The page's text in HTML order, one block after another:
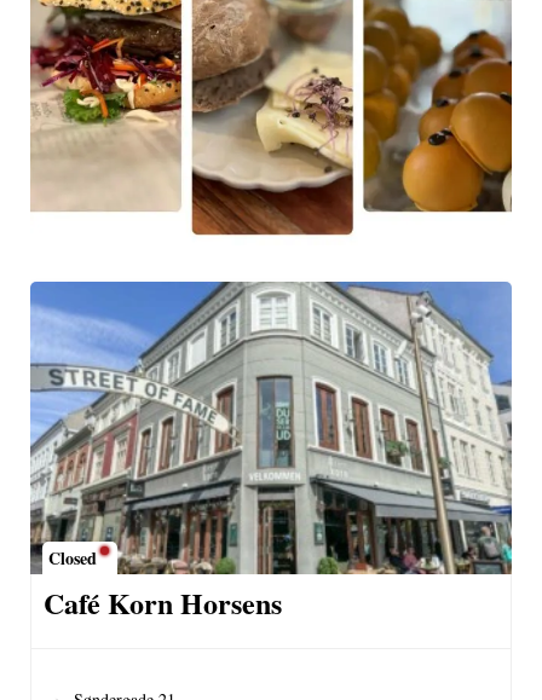
Closed
Café Korn Horsens